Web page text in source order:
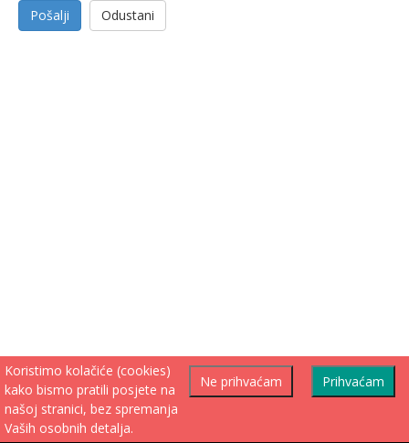
Pošalji Odustani
Prihvaćam
Ne prihvaćam
Koristimo kolačiće (cookies)
kako bismo pratili posjete na
našoj stranici, bez spremanja
Vaših osobnih detalja.